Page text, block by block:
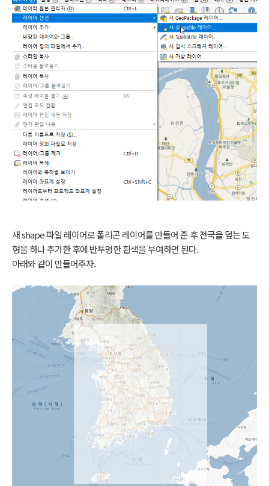
새 shape 파일 레이어로 폴리곤 레이어를 만들어 준 후 전국을 덮는 도
형을 하나 추가한 후에 반투명한 흰색을 부여하면 된다.
아래와 같이 만들어주자.